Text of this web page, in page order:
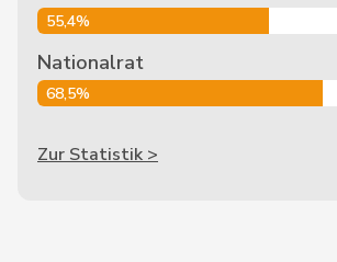
55,4%
Nationalrat
68,5%
Zur Statistik >